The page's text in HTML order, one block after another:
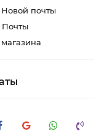
почты
Почты